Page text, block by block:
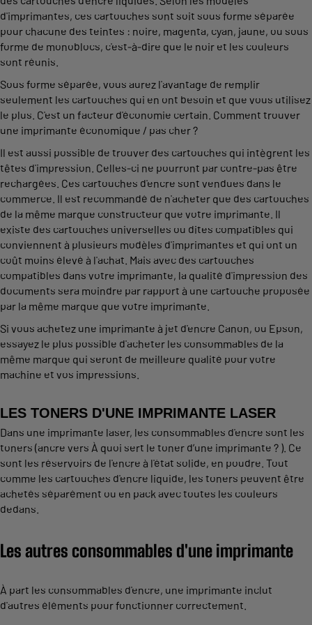
d'imprimantes, ces cartouches sont soit sous forme séparée
pour chacune des teintes : noire, magenta, cyan, jaune, ou sous
forme de monoblocs, c'est-à-dire que le noir et les couleurs
sont réunis.
Sous forme séparée, vous aurez l'avantage de remplir
seulement les cartouches qui en ont besoin et que vous utilisez
le plus. C'est un facteur d'économie certain. Comment trouver
une imprimante économique / pas cher ?
Il est aussi possible de trouver des cartouches qui intègrent les
têtes d'impression. Celles-ci ne pourront par contre-pas être
rechargées. Ces cartouches d'encre sont vendues dans le
commerce. Il est recommandé de n'acheter que des cartouches
de la même marque constructeur que votre imprimante. Il
existe des cartouches universelles ou dites compatibles qui
conviennent à plusieurs modèles d'imprimantes et qui ont un
coût moins élevé à l'achat. Mais avec des cartouches
compatibles dans votre imprimante, la qualité d'impression des
documents sera moindre par rapport à une cartouche proposée
par la même marque que votre imprimante.
Si vous achetez une imprimante à jet d'encre Canon, ou Epson,
essayez le plus possible d'acheter les consommables de la
même marque qui seront de meilleure qualité pour votre
machine et vos impressions.
LES TONERS D'UNE IMPRIMANTE LASER
Dans une imprimante laser, les consommables d'encre sont les
toners (ancre vers À quoi sert le toner d’une imprimante ? ). Ce
sont les réservoirs de l'encre à l'état solide, en poudre. Tout
comme les cartouches d'encre liquide, les toners peuvent être
achetés séparément ou en pack avec toutes les couleurs
dedans.
Les autres consommables d'une imprimante
À part les consommables d'encre, une imprimante inclut
d'autres éléments pour fonctionner correctement.